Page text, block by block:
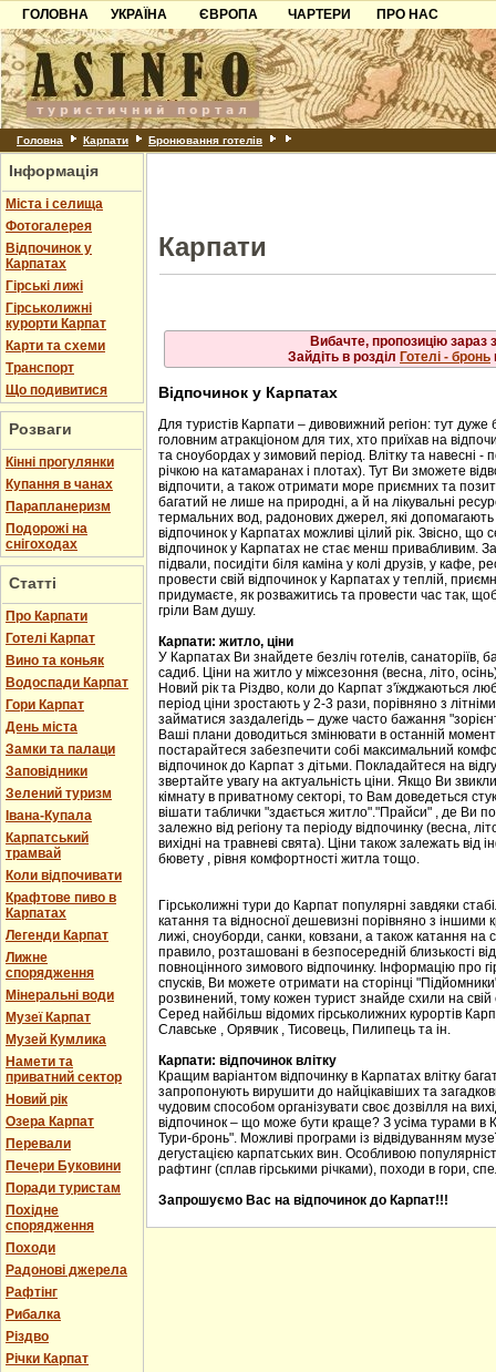
ГОЛОВНА
УКРАЇНА
Карпати
Азов
Причорноморря
Шацьк
ЄВРОПА
Чорногорія
Хорватія
Болгарія
Албанія
ЧАРТЕРИ
ПРО НАС
Контакти
Партнерам
Додати готель
Головна Карпати Бронювання готелів
Інформація
Міста і селища
Фотогалерея
Відпочинок у
Карпатах
Гірські лижі
Гірськолижні
курорти Карпат
Карти та схеми
Транспорт
Що подивитися
Розваги
Кінні прогулянки
Купання в чанах
Парапланеризм
Подорожі на
снігоходах
Статті
Про Карпати
Готелі Карпат
Вино та коньяк
Водоспади Карпат
Гори Карпат
День міста
Замки та палаци
Заповідники
Зелений туризм
Івана-Купала
Карпатський
трамвай
Коли відпочивати
Крафтове пиво в
Карпатах
Легенди Карпат
Лижне
спорядження
Мінеральні води
Музеї Карпат
Музей Кумлика
Намети та
приватний сектор
Новий рік
Озера Карпат
Перевали
Печери Буковини
Поради туристам
Похідне
спорядження
Походи
Радонові джерела
Рафтінг
Рибалка
Різдво
Річки Карпат
Карпати
Вибачте, пропозицію зараз
Зайдіть в розділ Готелі - бронь
Відпочинок у Карпатах
Для туристів Карпати – дивовижний регіон: тут дуже
головним атракціоном для тих, хто приїхав на
та сноубордах у зимовий період. Влітку та навесні
річкою на катамаранах і плотах). Тут Ви зможете
відпочити, а також отримати море приємних та
багатий не лише на природні, а й на лікувальні
термальних вод, радонових джерел, які допомагають
відпочинок у Карпатах можливі цілий рік. Звісно, що
відпочинок у Карпатах не стає менш привабливим.
підвали, посидіти біля каміна у колі друзів, у кафе,
провести свій відпочинок у Карпатах у теплій,
придумаєте, як розважитись та провести час так,
гріли Вам душу.
Карпати: житло, ціни
У Карпатах Ви знайдете безліч готелів, санаторіїв,
садиб. Ціни на житло у міжсезоння (весна, літо,
Новий рік та Різдво, коли до Карпат з'їжджаються
період ціни зростають у 2-3 рази, порівняно з
займатися заздалегідь – дуже часто бажання
Ваші плани доводиться змінювати в останній
постарайтеся забезпечити собі максимальний
відпочинок до Карпат з дітьми. Покладайтеся на
звертайте увагу на актуальність ціни. Якщо Ви
кімнату в приватному секторі, то Вам доведеться
вішати таблички "здається житло"."Прайси" , де Ви
залежно від регіону та періоду відпочинку (весна,
вихідні на травневі свята). Ціни також залежать від
бювету , рівня комфортності житла тощо.
Гірськолижні тури до Карпат популярні завдяки
катання та відносної дешевизні порівняно з
лижі, сноуборди, санки, ковзани, а також катання на
правило, розташовані в безпосередній близькості
повноцінного зимового відпочинку. Інформацію про
спусків, Ви можете отримати на сторінці
розвинений, тому кожен турист знайде схили на свій
Серед найбільш відомих гірськолижних курортів
Славське , Орявчик , Тисовець, Пилипець та ін.
Карпати: відпочинок влітку
Кращим варіантом відпочинку в Карпатах влітку
запропонують вирушити до найцікавіших та
чудовим способом організувати своє дозвілля на
відпочинок – що може бути краще? З усіма турами в
Тури-бронь". Можливі програми із відвідуванням
дегустацією карпатських вин. Особливою
рафтинг (сплав гірськими річками), походи в гори,
Запрошуємо Вас на відпочинок до Карпат!!!
Рахів
Свалява
Ужгород
Чинадійово
Шаян
Ясіня
Львів